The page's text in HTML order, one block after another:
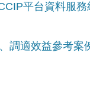
平台資料服務
調適效益參考案